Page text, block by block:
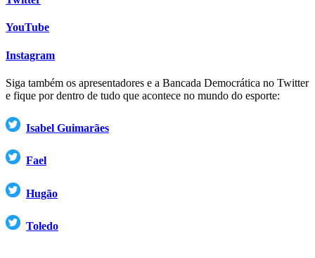
YouTube
Instagram
Siga também os apresentadores e a Bancada Democrática no Twitter
e fique por dentro de tudo que acontece no mundo do esporte:
Isabel Guimarães
Fael
Hugão
Toledo